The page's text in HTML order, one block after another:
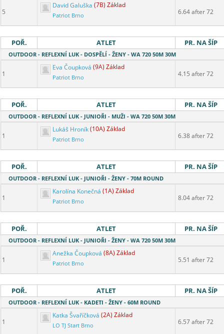
5
David Galuška (7B) Základ
Patriot Brno 6.64 after 72
POŘ. ATLET PR. NA ŠÍP
OUTDOOR - REFLEXNÍ LUK - DOSPĚLÍ - ŽENY - WA 720 50M 30M
1
Eva Čoupková (9A) Základ
Patriot Brno 4.15 after 72
POŘ. ATLET PR. NA ŠÍP
OUTDOOR - REFLEXNÍ LUK - JUNIOŘI - MUŽI - WA 720 50M 30M
1
Lukáš Hroník(10A) Základ
Patriot Brno 6.38 after 72
POŘ. ATLET PR. NA ŠÍP
OUTDOOR - REFLEXNÍ LUK - JUNIOŘI - ŽENY - 70M ROUND
1
Karolína Konečná (1A) Základ
Patriot Brno 8.04 after 72
POŘ. ATLET PR. NA ŠÍP
OUTDOOR - REFLEXNÍ LUK - JUNIOŘI - ŽENY - WA 720 50M 30M
1
Anežka Čoupková (8A) Základ
Patriot Brno 5.51 after 72
POŘ. ATLET PR. NA ŠÍP
OUTDOOR - REFLEXNÍ LUK - KADETI - ŽENY - 60M ROUND
1
Katka Švaříčková (2A) Základ
LO TJ Start Brno 6.57 after 72